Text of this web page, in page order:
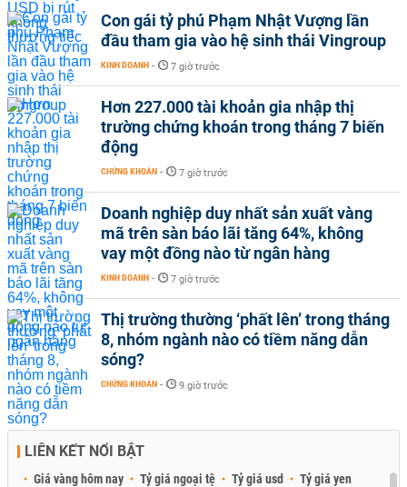
Con gái tỷ phú Phạm Nhật Vượng lần
đầu tham gia vào hệ sinh thái Vingroup
KINH DOANH - 7 giờ trước
Hơn 227.000 tài khoản gia nhập thị
trường chứng khoán trong tháng 7 biến
động
CHỨNG KHOÁN - 7 giờ trước
Doanh nghiệp duy nhất sản xuất vàng
mã trên sàn báo lãi tăng 64%, không
vay một đồng nào từ ngân hàng
KINH DOANH - 7 giờ trước
Thị trường thường ‘phất lên’ trong tháng
8, nhóm ngành nào có tiềm năng dẫn
sóng?
CHỨNG KHOÁN - 9 giờ trước
LIÊN KẾT NỔI BẬT
Giá vàng hôm nay Tỷ giá ngoại tệ Tỷ giá usd Tỷ giá yen